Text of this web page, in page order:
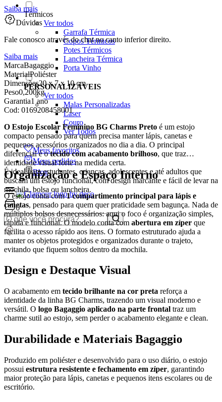
Térmicos
Ver todos
Garrafa Térmica
Copos Térmicos
Potes Térmicos
Lancheira Térmica
Porta Vinho
PERSONALIZÁVEIS
Ver todos
Malas Personalizadas
Laser
Couro
Ver Todos
Meus favoritos
Meus pedidos
Blog
0
Saiba mais
Dúvidas
Fale conosco através do chat no canto inferior direito.
Saiba mais
MarcaBagaggio
MaterialPoliéster
Dimensões20 x 7 x 10 cm
Peso0,200kg
Garantia1 ano
Cod: 0169208458001
O Estojo Escolar Feminino BG Charms Preto é um estojo
compacto pensado para quem precisa manter lápis, canetas e
pequenos acessórios organizados no dia a dia. O principal
diferencial é otecido com acabamento brilhoso, que traz
identidade visual forte na medida certa.
É ideal para estudantes, crianças, adolescentes e até adultos que
buscam um estojo funcional, com design marcante e fácil de levar na
mochila, bolsa ou lancheira.
Organização e Espaço Interno
O estojo conta com1 compartimento principal para lápis e
canetas, pensado para quem quer praticidade sem bagunça. Nada de
múltiplos bolsos desnecessários: aqui o foco é organização simples,
rápida e funcional. O modelo conta com abertura em zíper que
facilita o acesso rápido aos itens. O formato estruturado ajuda a
manter os objetos protegidos e organizados durante o trajeto,
evitando que fiquem soltos dentro da mochila.
Design e Destaque Visual
O acabamento em tecido brilhante na cor preta reforça a
identidade da linha BG Charms, trazendo um visual moderno e
versátil. O logo Bagaggio aplicado na parte frontal traz um
charme sutil ao estojo, sem perder o acabamento elegante e clean.
Durabilidade e Materiais Bagaggio
Produzido em poliéster e desenvolvido para o uso diário, o estojo
possui estrutura resistente e fechamento em zíper, garantindo
maior proteção para lápis, canetas e pequenos itens escolares ou de
escritório.